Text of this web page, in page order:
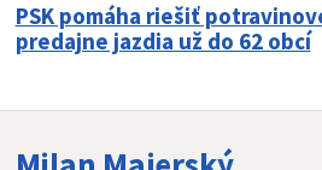
PSK pomáha riešiť
predajne jazdia už do 62 obcí